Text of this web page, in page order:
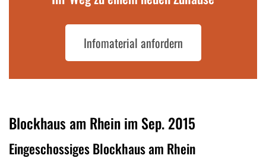
Infomaterial anfordern
Blockhaus am Rhein im Sep. 2015
Eingeschossiges Blockhaus am Rhein